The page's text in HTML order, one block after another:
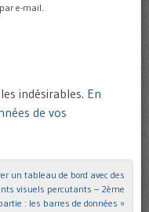
e-mail.
indésirables. En
de vos
un tableau de bord avec des
visuels percutants – 2ème
: les barres de données »